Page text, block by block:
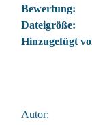
Bewertung:
Dateigröße:
Hinzugefügt
Autor: